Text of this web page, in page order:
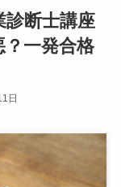
断士講座
一発合格
日